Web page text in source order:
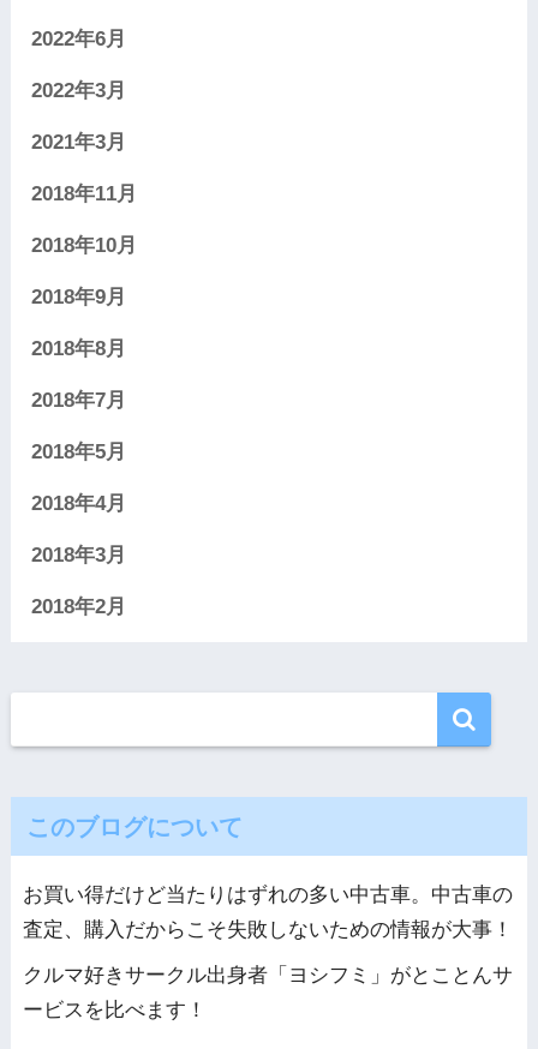
2022年6月
2022年3月
2021年3月
2018年11月
2018年10月
2018年9月
2018年8月
2018年7月
2018年5月
2018年4月
2018年3月
2018年2月
このブログについて
お買い得だけど当たりはずれの多い中古車。中古車の
査定、購入だからこそ失敗しないための情報が大事！
クルマ好きサークル出身者「ヨシフミ」がとことんサ
ービスを比べます！